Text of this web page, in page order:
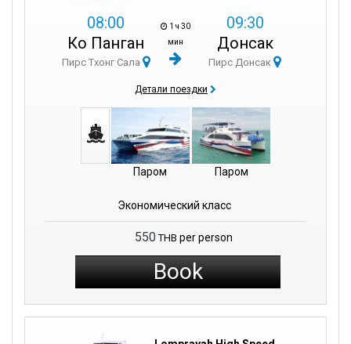
08:00
Ко Панган
Пирс Тхонг Сала
1 ч 30
мин
09:30
Донсак
Пирс Донсак
Детали поездки
Паром Паром
Экономический класс
550 THB per person
Book